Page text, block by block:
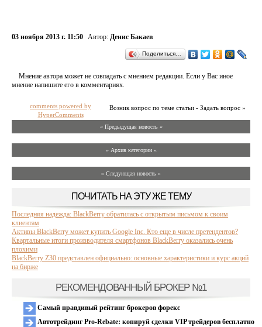
03 ноября 2013 г. 11:50 Автор: Денис Бакаев
Поделиться…
Мнение автора может не совпадать с мнением редакции. Если у Вас иное
мнение напишите его в комментариях.
Возник вопрос по теме статьи - Задать вопрос »
comments powered by
HyperComments
« Предыдущая новость «
» Архив категории «
» Следующая новость »
ПОЧИТАТЬ НА ЭТУ ЖЕ ТЕМУ
Последняя надежда: BlackBerry обратилась с открытым письмом к своим
клиентам
Активы BlackBerry может купить Google Inc. Кто еще в числе претендентов?
Квартальные итоги производителя смартфонов BlackBerry оказались очень
плохими
BlackBerry Z30 представлен официально: основные характеристики и курс акций
на бирже
РЕКОМЕНДОВАННЫЙ БРОКЕР №1
Самый правдивый рейтинг брокеров форекс
Автотрейдинг Pro-Rebate: копируй сделки VIP трейдеров бесплатно